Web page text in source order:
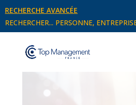
RECHERCHER... PERSONNE,
RECHERCHE AVANCÉE